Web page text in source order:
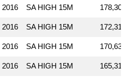
2016 SA HIGH 15M 178,308
2016 SA HIGH 15M 172,319
2016 SA HIGH 15M 170,632
2016 SA HIGH 15M 165,312